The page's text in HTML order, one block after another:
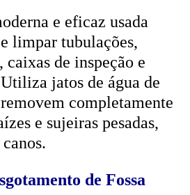
e eficaz usada
limpar tubulações,
de inspeção e
jatos de água de
completamente
e sujeiras pesadas,
de Fossa